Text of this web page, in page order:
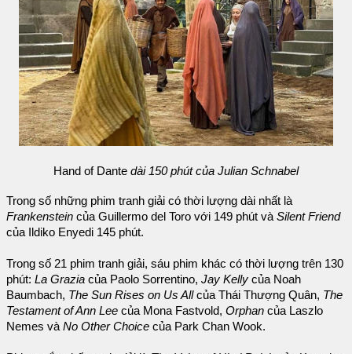
Hand of Dante dài 150 phút của Julian Schnabel
Trong số những phim tranh giải có thời lượng dài nhất là
Frankenstein của Guillermo del Toro với 149 phút và Silent Friend
của Ildiko Enyedi 145 phút.
Trong số 21 phim tranh giải, sáu phim khác có thời lượng trên 130
phút: La Grazia của Paolo Sorrentino, Jay Kelly của Noah
Baumbach, The Sun Rises on Us Allcủa Thái Thượng Quân, The
Testament of Ann Lee của Mona Fastvold, Orphan của Laszlo
Nemes và No Other Choice của Park Chan Wook.